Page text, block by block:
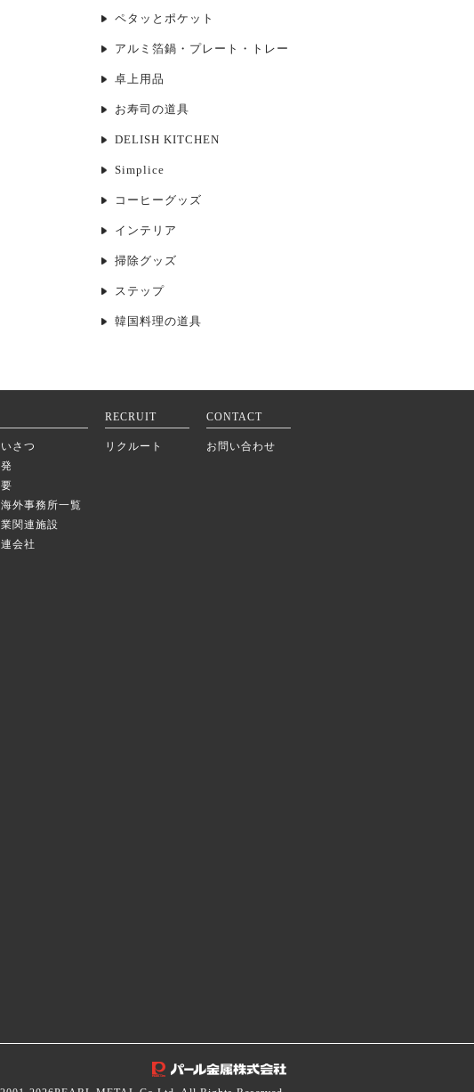
ペタッとポケット
アルミ箔鍋・プレート・トレー
卓上用品
お寿司の道具
DELISH KITCHEN
Simplice
コーヒーグッズ
インテリア
掃除グッズ
ステップ
韓国料理の道具
さつ
外事務所一覧
関連施設
会社
RECRUIT
リクルート
CONTACT
お問い合わせ